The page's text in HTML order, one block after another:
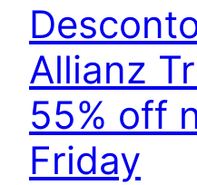
Allianz
55% off
Friday